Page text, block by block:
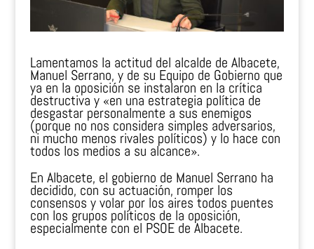
Lamentamos la actitud del alcalde de Albacete,
Manuel Serrano, y de su Equipo de Gobierno que
ya en la oposición se instalaron en la crítica
destructiva y «en una estrategia política de
desgastar personalmente a sus enemigos
(porque no nos considera simples adversarios,
ni mucho menos rivales políticos) y lo hace con
todos los medios a su alcance».
En Albacete, el gobierno de Manuel Serrano ha
decidido, con su actuación, romper los
consensos y volar por los aires todos puentes
con los grupos políticos de la oposición,
especialmente con el PSOE de Albacete.